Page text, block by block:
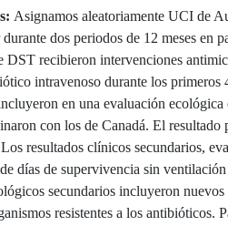
Asignamos aleatoriamente UCI de
durante dos periodos de 12 meses en
DST recibieron intervenciones
intravenoso durante los primeros
en una evaluación
con los de Canadá. El
resultados clínicos secundarios,
días de supervivencia sin
secundarios incluyeron
resistentes a los antibióticos.